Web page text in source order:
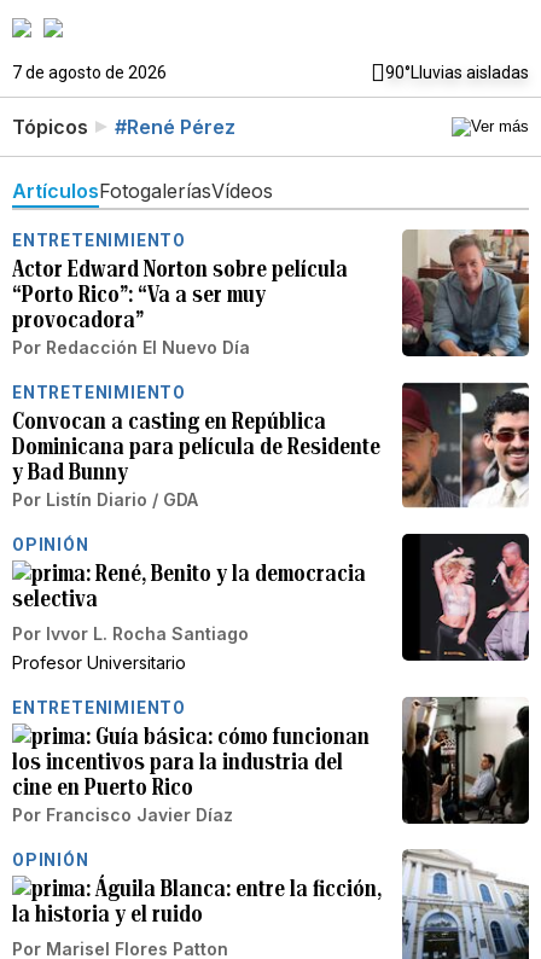
7 de agosto de 2026 90°Lluvias aisladas
Tópicos #René Pérez
ArtículosFotogaleríasVídeos
ENTRETENIMIENTO
Actor Edward Norton sobre película
“Porto Rico”: “Va a ser muy
provocadora”
Por Redacción El Nuevo Día
ENTRETENIMIENTO
Convocan a casting en República
Dominicana para película de Residente
y Bad Bunny
Por Listín Diario / GDA
OPINIÓN
René, Benito y la democracia
selectiva
Por Ivvor L. Rocha Santiago
Profesor Universitario
ENTRETENIMIENTO
Guía básica: cómo funcionan
los incentivos para la industria del
cine en Puerto Rico
Por Francisco Javier Díaz
OPINIÓN
Águila Blanca: entre la ficción,
la historia y el ruido
Por Marisel Flores Patton